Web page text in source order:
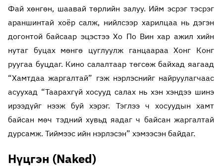
Фай хөнгөн, шаавай төрлийн залуу. Ийм эсрэг тэсрэг
араншинтай хоёр салж, нийлсээр харилцаа нь дэгэн
догонтой байсаар эцэстээ Хо По Вин хар ажил хийн
нутаг буцах мөнгө цуглуулж ганцаараа Хонг Конг
руугаа буцдаг. Кино салалтаар төгсөж байхад яагаад
“Хамтдаа жаргалтай” гэж нэрлэснийг найруулагчаас
асуухад “Таарахгүй хосууд салах нь хэн хэндээ шинэ
ирээдүйг нээж буй хэрэг. Тэглээ ч хосуудын хамт
байсан мөч тэдний хувьд яадаг ч байсан жаргалтай
дурсамж. Тиймээс ийн нэрлэсэн” хэмээсэн байдаг.
Нүцгэн (Naked)